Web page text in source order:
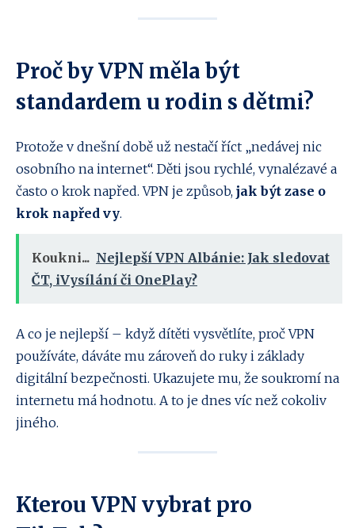
Proč by VPN měla být
standardem u rodin s dětmi?
Protože v dnešní době už nestačí říct „nedávej nic
osobního na internet“. Děti jsou rychlé, vynalézavé a
často o krok napřed. VPN je způsob, jak být zase o
krok napřed vy.
Koukni... Nejlepší VPN Albánie: Jak sledovat
ČT, iVysílání či OnePlay?
A co je nejlepší – když dítěti vysvětlíte, proč VPN
používáte, dáváte mu zároveň do ruky i základy
digitální bezpečnosti. Ukazujete mu, že soukromí na
internetu má hodnotu. A to je dnes víc než cokoliv
jiného.
Kterou VPN vybrat pro